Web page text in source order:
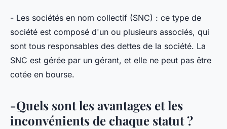
- Les sociétés en nom collectif (SNC) : ce type de
société est composé d'un ou plusieurs associés, qui
sont tous responsables des dettes de la société. La
SNC est gérée par un gérant, et elle ne peut pas être
cotée en bourse.
-Quels sont les avantages et les
inconvénients de chaque statut ?